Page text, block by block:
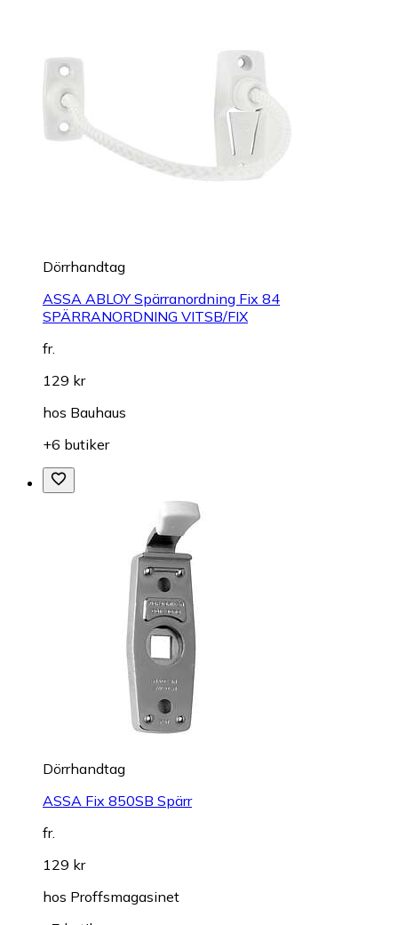
Dörrhandtag
ASSA ABLOY Spärranordning Fix 84
SPÄRRANORDNING VITSB/FIX
fr.
129 kr
hos Bauhaus
+6 butiker
Dörrhandtag
ASSA Fix 850SB Spärr
fr.
129 kr
hos Proffsmagasinet